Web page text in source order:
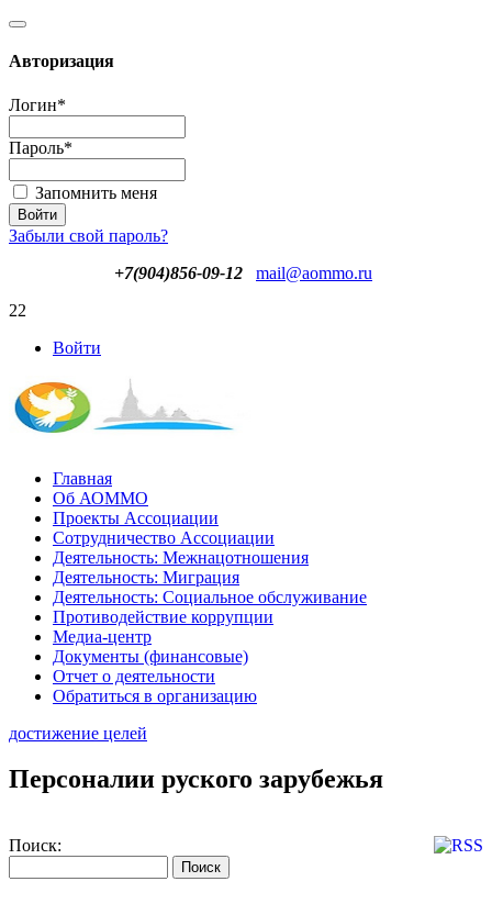
Авторизация
Логин*
Пароль*
Запомнить меня
Забыли свой пароль?
+7(904)856-09-12
mail@aommo.ru
22
Войти
Главная
Об АОММО
Проекты Ассоциации
Сотрудничество Ассоциации
Деятельность: Межнацотношения
Деятельность: Миграция
Деятельность: Социальное обслуживание
Противодействие коррупции
Медиа-центр
Документы (финансовые)
Отчет о деятельности
Обратиться в организацию
достижение целей
Персоналии руского зарубежья
Поиск: